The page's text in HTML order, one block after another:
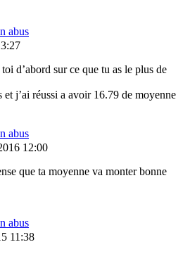
abus
d’abord sur ce que tu as le plus de
et j’ai réussi a avoir 16.79 de moyenne
abus
12:00
que ta moyenne va monter bonne
abus
11:38